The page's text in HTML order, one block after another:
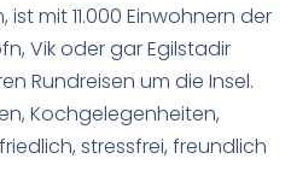
mit 11.000 Einwohnern der
Vik oder gar Egilstadir
Rundreisen um die Insel.
Kochgelegenheiten,
stressfrei, freundlich